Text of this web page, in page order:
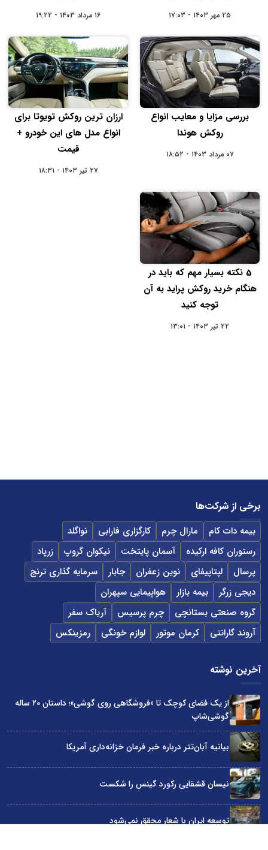
۲۵ مهر ۱۴۰۳ - ۱۷:۰۳ ۱۶ مرداد ۱۴۰۳ - ۱۹:۲۲
بررسی مزایا و معایب انواع
روکش هوندا
۰۷ مرداد ۱۴۰۳ - ۱۸:۵۲
ارزان ترین روکش تویوتا برای
انواع مدل های این خودرو +
قیمت
۲۷ تیر ۱۴۰۳ - ۱۸:۳۱
5 نکته بسیار مهم که باید در
هنگام خرید روکش پراید به آن
توجه کنید
۲۲ تیر ۱۴۰۳ - ۱۳:۰۱
برخی از شرکت‌ها
بیمه دات کام مارال چرم کارگزاری فارابی
نواگلد
رستوران کافه ارکیده
آسمان پایتخت نیکوان گروپ
زرپاد
پرسال
لپتاپیفای نوین زعفران جابار
سرمایه گذاری ترنج
دیجی زرگر
بیمه بازار
هواپیمایی سپهران
گروه صنعتی بستانچی
چرم پرسیس
آریاک سفر
آروند گارانتی
کرمان موتور لوازم خونگی رمزینکس
آخرین نوشته
از یک فضای کوچک تا «فروشگاهی روی گوشی»؛ داستان ۲۰ ساله
گوشی‌شاپ
بیانیه آبان‌تتر درباره خبر فرمان خزانه‌داری آمریکا
نیسان قشقایی رکورد گینس را شکست
توسعه ایران با شعار محقق نمی‌شود